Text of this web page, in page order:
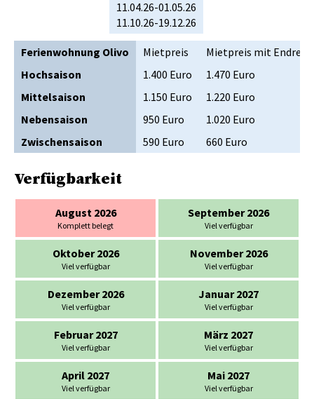
11.04.26-01.05.26
11.10.26-19.12.26
Ferienwohnung Olivo
Hochsaison
Mittelsaison
Nebensaison
Zwischensaison
Mietpreis
1.400 Euro
1.150 Euro
950 Euro
590 Euro
Mietpreis mit
1.470 Euro
1.220 Euro
1.020 Euro
660 Euro
Verfügbarkeit
August 2026
Komplett belegt
September 2026
Viel verfügbar
Oktober 2026
Viel verfügbar
November 2026
Viel verfügbar
Dezember 2026
Viel verfügbar
Januar 2027
Viel verfügbar
Februar 2027
Viel verfügbar
März 2027
Viel verfügbar
April 2027
Viel verfügbar
Mai 2027
Viel verfügbar